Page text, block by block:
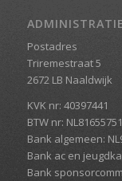
Postadres
Triremestraat 5
2672 LB Naaldwijk
KVK nr: 40397441
BTW nr:
Bank algemeen:
Bank ac en
Bank